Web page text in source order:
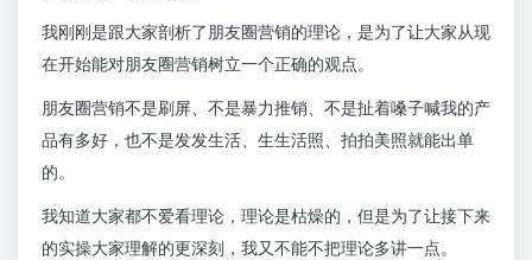
我刚刚是跟大家剖析了朋友圈营销的理论，是为了让大家从现
在开始能对朋友圈营销树立一个正确的观点。
朋友圈营销不是刷屏、不是暴力推销、不是扯着嗓子喊我的产
品有多好，也不是发发生活、生生活照、拍拍美照就能出单
的。
我知道大家都不爱看理论，理论是枯燥的，但是为了让接下来
的实操大家理解的更深刻，我又不能不把理论多讲一点。